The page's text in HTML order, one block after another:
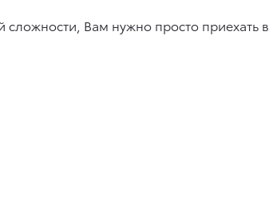
Вам нужно просто приехать в